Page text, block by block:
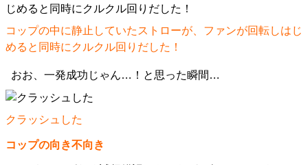
コップの中に静止していたストローが、ファンが回転しはじ
めると同時にクルクル回りだした！
おお、一発成功じゃん…！と思った瞬間…
クラッシュした
コップの向き不向き